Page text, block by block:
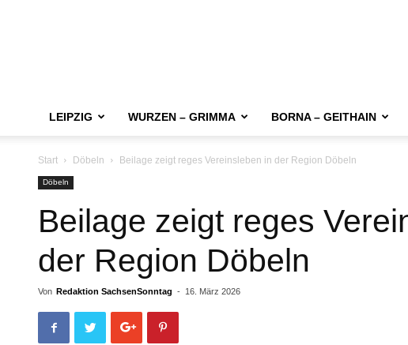
LEIPZIG WURZEN – GRIMMA BORNA – GEITHAIN
Start Döbeln Beilage zeigt reges Vereinsleben in der Region Döbeln
Döbeln
Beilage zeigt reges
der Region Döbeln
Von Redaktion SachsenSonntag - 16. März 2026